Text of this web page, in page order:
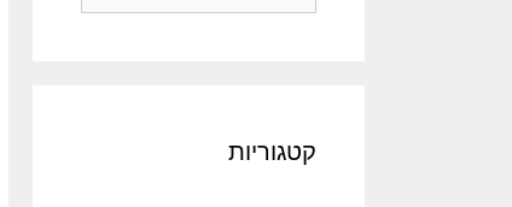
קטגוריות